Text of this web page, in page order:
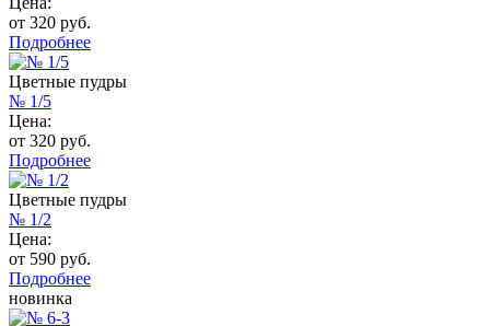
от 320 руб.
Подробнее
Цветные пудры
№ 1/5
Цена:
от 320 руб.
Подробнее
Цветные пудры
№ 1/2
Цена:
от 590 руб.
Подробнее
новинка